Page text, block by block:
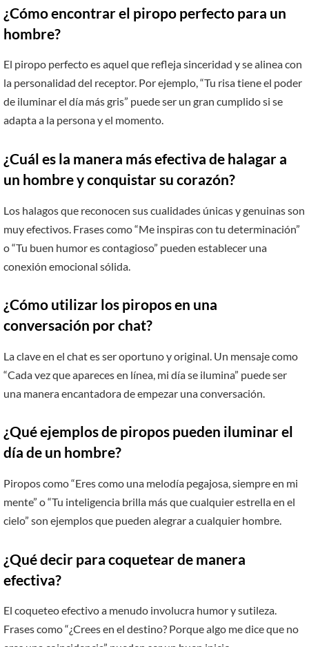
¿Cómo encontrar el piropo perfecto para un
hombre?
El piropo perfecto es aquel que refleja sinceridad y se alinea con
la personalidad del receptor. Por ejemplo, “Tu risa tiene el poder
de iluminar el día más gris” puede ser un gran cumplido si se
adapta a la persona y el momento.
¿Cuál es la manera más efectiva de halagar a
un hombre y conquistar su corazón?
Los halagos que reconocen sus cualidades únicas y genuinas son
muy efectivos. Frases como “Me inspiras con tu determinación”
o “Tu buen humor es contagioso” pueden establecer una
conexión emocional sólida.
¿Cómo utilizar los piropos en una
conversación por chat?
La clave en el chat es ser oportuno y original. Un mensaje como
“Cada vez que apareces en línea, mi día se ilumina” puede ser
una manera encantadora de empezar una conversación.
¿Qué ejemplos de piropos pueden iluminar el
día de un hombre?
Piropos como “Eres como una melodía pegajosa, siempre en mi
mente” o “Tu inteligencia brilla más que cualquier estrella en el
cielo” son ejemplos que pueden alegrar a cualquier hombre.
¿Qué decir para coquetear de manera
efectiva?
El coqueteo efectivo a menudo involucra humor y sutileza.
Frases como “¿Crees en el destino? Porque algo me dice que no